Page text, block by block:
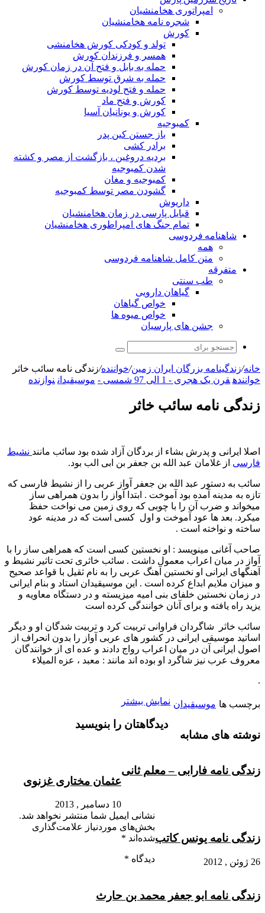
امپراتوری هخامنشیان
شجره نامه هخامنشیان
کورش
تولد و کودکی کورش هخامنشی
همسر و فرزندان کورش
حمله به بابل و فتح آن در زمان کورش
حمله به شرق توسط کورش
حمله و فتح لودیه توسط کورش
کورش و فتح ماد
کورش و یونانیان آسیا
کمبوجیه
باز جستن کین پدر
برادر کشی
بردیه دروغین ، بازگشت از مصر و کشته
شدن کمبوجیه
کمبوجیه و مغان
گشودن مصر توسط کمبوجیه
داریوش
قبایل پارسی در زمان هخامنشیان
تمام جنگ های امپراطوری هخامنشیان
شاهنامه فردوسی
همه
متن کامل شاهنامه فردوسی
متفرقه
طب سنتی
گیاهان دارویی
خواص گیاهان
خواص میوه ها
جشن های پارسیان
جستجو
برای
خانه/زندگینامه بزرگان ایران زمین/خواننده/زندگی نامه سائب خاثر
خواننده قرن یک هجری - 1 الی 97 شمسی - موسیقیدان نوازنده
زندگی نامه سائب خاثر
اصلا ایرانی و پدرش بشاء از بردگان آزاد شده بود سائب مانند نشیط
فارسی از غلامان عبد الله بن جعفر بن ابی الب بود.
سائب به دستور عبد الله بن جعفر آواز عربی را از نشیط فارسی که
تازه به مدینه آمده بود آموخت . ابتدا آواز را بدون همراهی ساز
میخواند و ضرب آن را با چوبی که روی زمین می نواخت حفظ
میکرد. بعد ها عود آموخت و اول کسی است که در مدینه عود
ساخته و نواخته است .
صاحب آغانی مینویسد : او نخستین کسی است که همراهی ساز را با
آواز در میان اعراب معمول داشت . سائب خاثری تحت تاثیر نشیط و
آهنگهای ایرانی او نخستین آهنگ عربی را به نام ثقیل با قواعد صحیح
و میزان ملایم ابداع کرده است . این موسیقیدان استاد و بنام ایرانی
در زمان نخستین خلفای بنی امیه میزیسته و در دستگاه معاویه و
یزید راه یافته و برای آنان خوانندگی کرده است
سائب خاثر شاگردان فراوانی تربیت کرد و تربیت شدگان او و دیگر
اساتید موسیقی ایرانی در کشور های عربی آواز را بدون انحراف از
اصول ایرانی آن در میان اعراب رواج دادند و عده ای از خوانندگان
معروف عرب نیز شاگرد او بوده اند مانند : معبد ، عزه المیلاء
.
برچسب ها موسیقیدان نمایش بیشتر
نوشته های مشابه
زندگی نامه فارابی – معلم ثانی
عثمان مختاری غزنوی
10 دسامبر , 2013
زندگی نامه یونس کاتب
26 ژوئن , 2012
زندگی نامه ابو جعفر محمد بن حارث
دیدگاهتان را بنویسید
نشانی ایمیل شما منتشر نخواهد شد.
بخش‌های موردنیاز علامت‌گذاری
شده‌اند *
دیدگاه *